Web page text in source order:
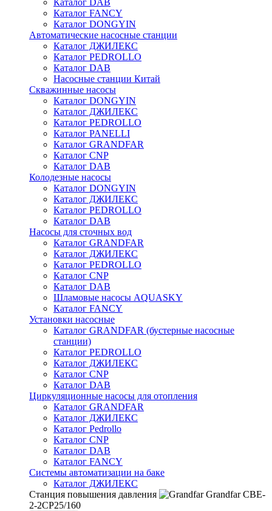
Каталог DAB
Каталог FANCY
Каталог DONGYIN
Автоматические насосные станции
Каталог ДЖИЛЕКС
Каталог PEDROLLO
Каталог DAB
Насосные станции Китай
Скважинные насосы
Каталог DONGYIN
Каталог ДЖИЛЕКС
Каталог PEDROLLO
Каталог PANELLI
Каталог GRANDFAR
Каталог CNP
Каталог DAB
Колодезные насосы
Каталог DONGYIN
Каталог ДЖИЛЕКС
Каталог PEDROLLO
Каталог DAB
Насосы для сточных вод
Каталог GRANDFAR
Каталог ДЖИЛЕКС
Каталог PEDROLLO
Каталог CNP
Каталог DAB
Шламовые насосы AQUASKY
Каталог FANCY
Установки насосные
Каталог GRANDFAR (бустерные насосные
станции)
Каталог PEDROLLO
Каталог ДЖИЛЕКС
Каталог CNP
Каталог DAB
Циркуляционные насосы для отопления
Каталог GRANDFAR
Каталог ДЖИЛЕКС
Каталог Pedrollo
Каталог CNP
Каталог DAB
Каталог FANCY
Системы автоматизации на баке
Каталог ДЖИЛЕКС
Станция повышения давления
Grandfar CBE-
2-2CP25/160